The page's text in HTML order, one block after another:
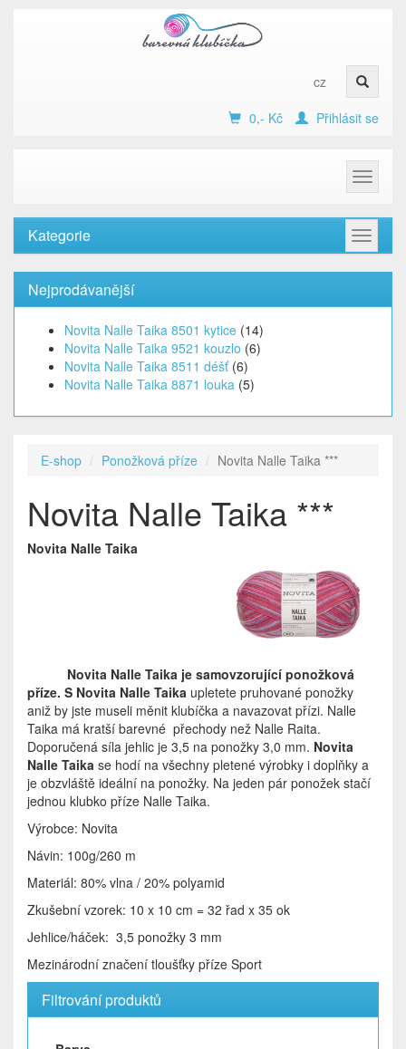
cz
0,- Kč Přihlásit se
Toggle
Toggle
Kategorie
Nejprodávanější
Novita Nalle Taika 8501 kytice (14)
Novita Nalle Taika 9521 kouzlo (6)
Novita Nalle Taika 8511 déšť(6)
Novita Nalle Taika 8871 louka (5)
E-shop Ponožková příze Novita Nalle Taika ***
Novita Nalle Taika ***
Novita Nalle Taika
Novita Nalle Taika je samovzorující ponožková
příze. S Novita Nalle Taika upletete pruhované ponožky
aniž by jste museli měnit klubíčka a navazovat přízi. Nalle
Taika má kratší barevné přechody než Nalle Raita.
Doporučená síla jehlic je 3,5 na ponožky 3,0 mm. Novita
Nalle Taika se hodí na všechny pletené výrobky i doplňky a
je obzvláště ideální na ponožky. Na jeden pár ponožek stačí
jednou klubko příze Nalle Taika.
Výrobce: Novita
Návin: 100g/260 m
Materiál: 80% vlna / 20% polyamid
Zkušební vzorek: 10 x 10 cm = 32 řad x 35 ok
Jehlice/háček: 3,5 ponožky 3 mm
Mezinárodní značení tloušťky příze Sport
Filtrování produktů